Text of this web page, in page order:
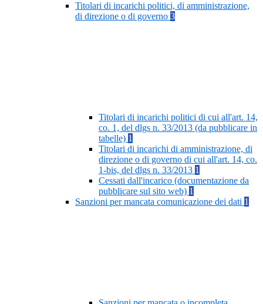
Titolari di incarichi politici, di amministrazione,
di direzione o di governo 3
Titolari di incarichi politici di cui all'art. 14,
co. 1, del dlgs n. 33/2013 (da pubblicare in
tabelle) 1
Titolari di incarichi di amministrazione, di
direzione o di governo di cui all'art. 14, co.
1-bis, del dlgs n. 33/2013 1
Cessati dall'incarico (documentazione da
pubblicare sul sito web) 1
Sanzioni per mancata comunicazione dei dati 1